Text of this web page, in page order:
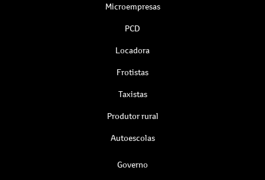
Microempresas
PCD
Locadora
Frotistas
Taxistas
Produtor rural
Autoescolas
Governo